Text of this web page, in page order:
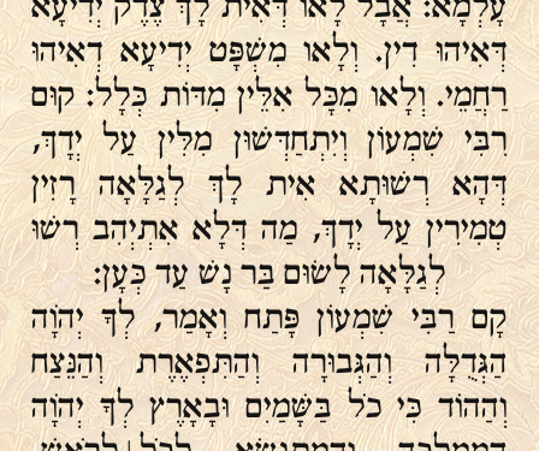
דְּאִיהוּ דִין. וְלָאו מִשְׁפָּט יְדִיעָא דְאִיהוּ
רַחֲמֵי. וְלָאו מִכָּל אִלֵּין מִדּוֹת כְּלָל: קוּם
רִבִּי שִׁמְעוֹן וְיִתְחַדְּשׁוּן מִלִּין עַל יְדָךְ,
דְּהָא רְשׁוּתָא אִית לָךְ לְגַלָּאָה רָזִין
טְמִירִין עַל יְדָךְ, מַה דְּלָא אִתְיְהִב רְשׁוּ
לְגַלָּאָה לָשׂוּם בַּר נָשׁ עַד כְּעָן:
קָם רַבִּי שִׁמְעוֹן פָּתַח וְאָמַר, לְךָ יְהֹוָה
הַגְּדֻלָּה וְהַגְּבוּרָה וְהַתִּפְאֶרֶת וְהַנֵּצַח
וְהַהוֹד כִּי כֹל בַּשָּׁמַיִם וּבָאָרֶץ לְךָ יְהֹוָה